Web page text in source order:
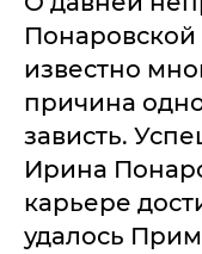
Понаровской
известно
причина
зависть.
Ирина
карьере
удалось